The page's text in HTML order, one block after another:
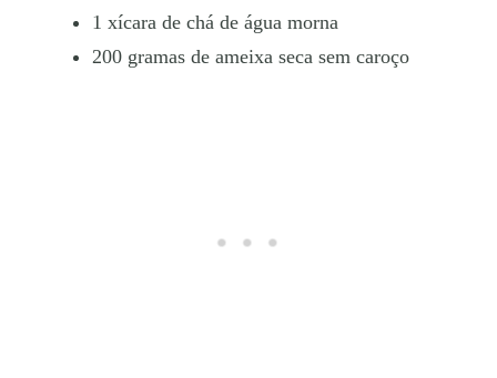
1 xícara de chá de água morna
200 gramas de ameixa seca sem caroço